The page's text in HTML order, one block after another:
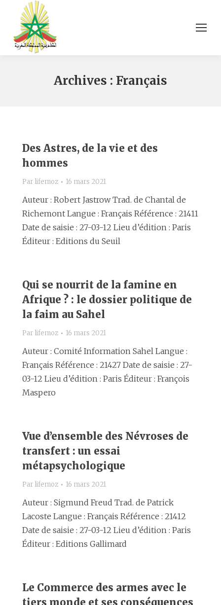
Archives : Français
Des Astres, de la vie et des
hommes
Par lifemoz 16 mars 2021
Auteur : Robert Jastrow Trad. de Chantal de
Richemont Langue : Français Référence : 21411
Date de saisie : 27-03-12 Lieu d’édition : Paris
Éditeur : Editions du Seuil
Qui se nourrit de la famine en
Afrique ? : le dossier politique de
la faim au Sahel
Par lifemoz 16 mars 2021
Auteur : Comité Information Sahel Langue :
Français Référence : 21427 Date de saisie : 27-
03-12 Lieu d’édition : Paris Éditeur : François
Maspero
Vue d’ensemble des Névroses de
transfert : un essai
métapsychologique
Par lifemoz 16 mars 2021
Auteur : Sigmund Freud Trad. de Patrick
Lacoste Langue : Français Référence : 21412
Date de saisie : 27-03-12 Lieu d’édition : Paris
Éditeur : Editions Gallimard
Le Commerce des armes avec le
tiers monde et ses conséquences